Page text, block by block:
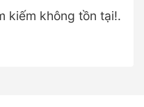
kiếm không tồn tại!.